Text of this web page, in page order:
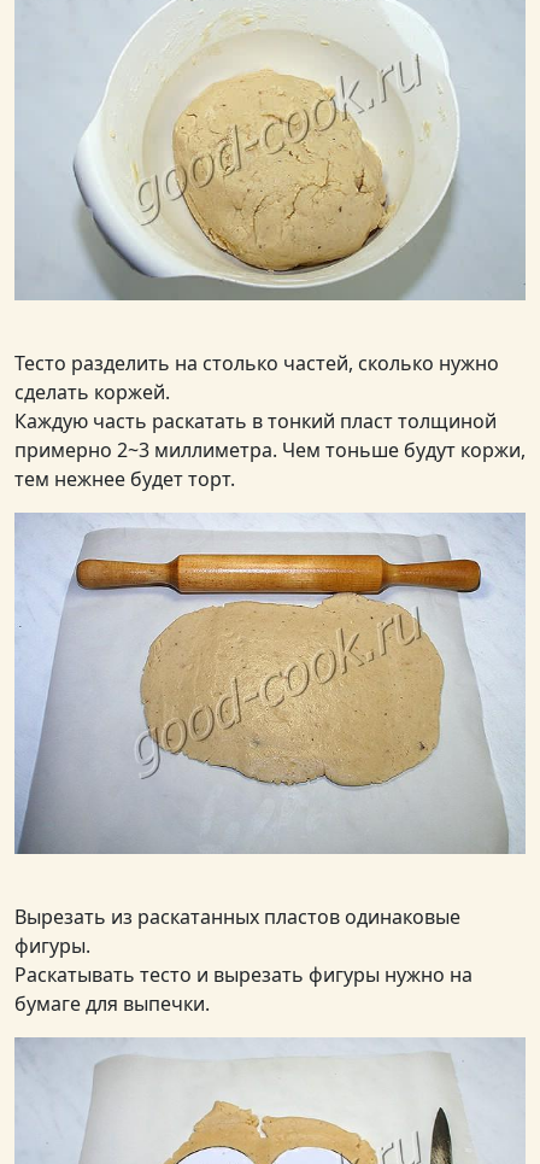
Тесто разделить на столько частей, сколько нужно
сделать коржей.
Каждую часть раскатать в тонкий пласт толщиной
примерно 2~3 миллиметра. Чем тоньше будут коржи,
тем нежнее будет торт.
Вырезать из раскатанных пластов одинаковые
фигуры.
Раскатывать тесто и вырезать фигуры нужно на
бумаге для выпечки.